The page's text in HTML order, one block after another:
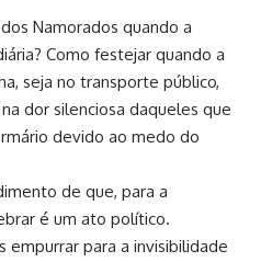
Namorados quando a
Como festejar quando a
seja no transporte público,
dor silenciosa daqueles que
devido ao medo do
de que, para a
é um ato político.
empurrar para a invisibilidade